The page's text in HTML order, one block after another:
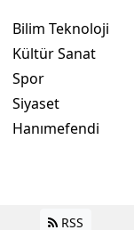
Bilim Teknoloji
Kültür Sanat
Spor
Siyaset
Hanımefendi
RSS